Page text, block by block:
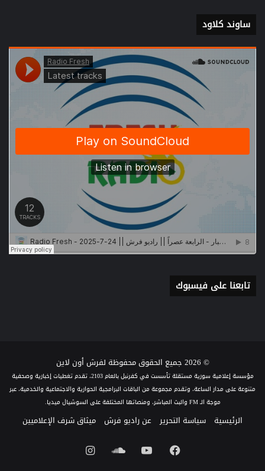
ساوند كلاود
تابعنا على فيسبوك
© 2026 جميع الحقوق محفوظة لفرش أون لاين
مؤسسة إعلامية سورية مستقلة تأسست في كفرنبل بالعام 2103، تقدم تغطيات إخبارية وصحفية
متنوعة على مدار الساعة، وتقدم مجموعة من الباقات البرامجية الحوارية والاجتماعية والخدمية، عبر
موجة الـ FM والبث المباشر، ومنصاتها المختلفة على السوشيال ميديا.
الرئيسية سياسة التحرير عن راديو فرش ميثاق شرف الإعلاميين
فيسبوكيوتيوبساوندانستقرام